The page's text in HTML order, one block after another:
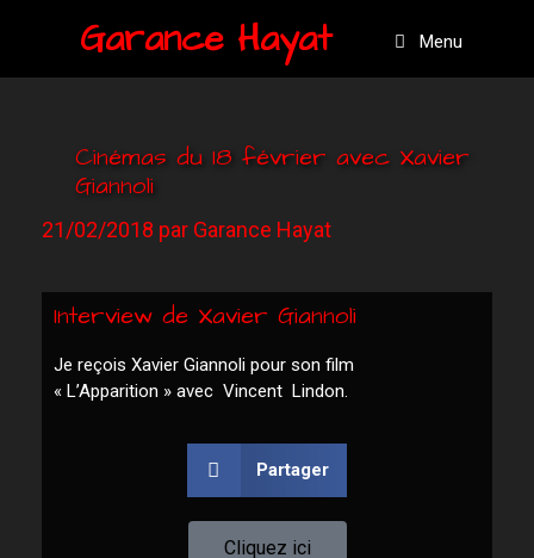
Garance Hayat Menu
Cinémas du 18 février avec Xavier
Giannoli
21/02/2018 par Garance Hayat
Interview de Xavier Giannoli
Je reçois Xavier Giannoli pour son film
« L’Apparition » avec Vincent Lindon.
Partager
Cliquez ici